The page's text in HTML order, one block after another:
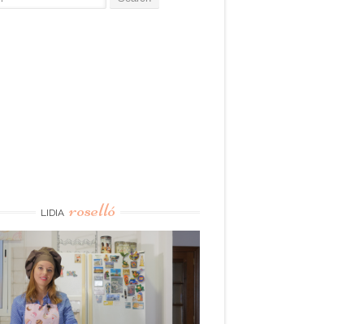
LIDIA roselló